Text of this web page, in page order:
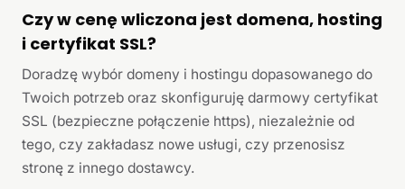
Czy w cenę wliczona jest domena, hosting
i certyfikat SSL?
Doradzę wybór domeny i hostingu dopasowanego do
Twoich potrzeb oraz skonfiguruję darmowy certyfikat
SSL (bezpieczne połączenie https), niezależnie od
tego, czy zakładasz nowe usługi, czy przenosisz
stronę z innego dostawcy.